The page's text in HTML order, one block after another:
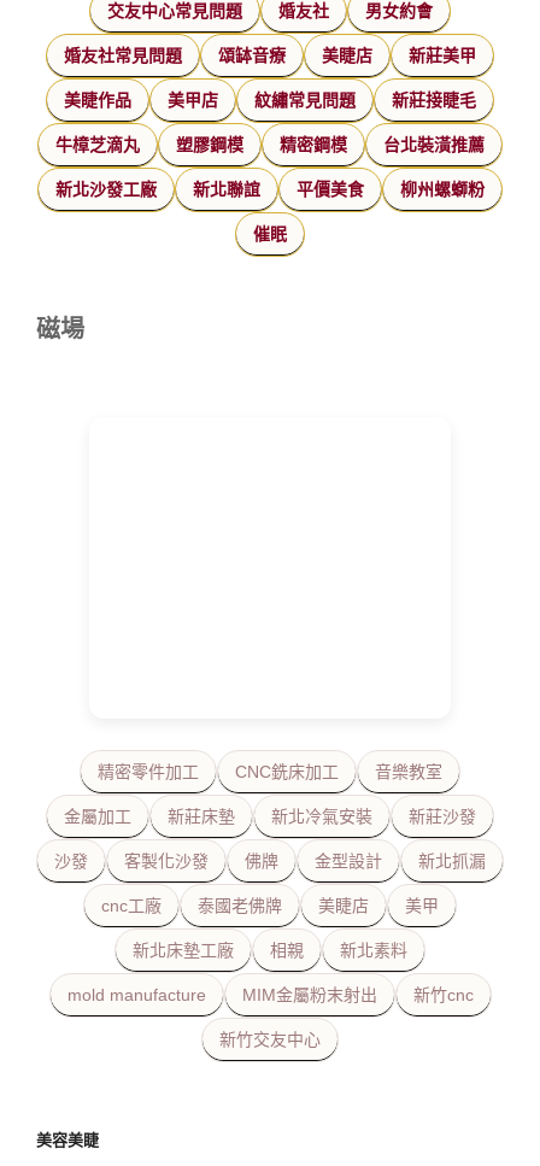
交友中心常見問題 婚友社 男女約會
婚友社常見問題 頌缽音療 美睫店 新莊美甲
美睫作品 美甲店 紋繡常見問題 新莊接睫毛
牛樟芝滴丸 塑膠鋼模 精密鋼模 台北裝潢推薦
新北沙發工廠 新北聯誼 平價美食 柳州螺螄粉
催眠
磁場
精密零件加工 CNC銑床加工 音樂教室
金屬加工 新莊床墊 新北冷氣安裝 新莊沙發
沙發 客製化沙發 佛牌 金型設計 新北抓漏
cnc工廠 泰國老佛牌 美睫店 美甲
新北床墊工廠 相親 新北素料
mold manufacture MIM金屬粉末射出 新竹cnc
新竹交友中心
美容美睫